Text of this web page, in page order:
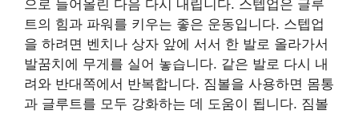
으로 들어올린 다음 다시 내립니다. 스텝업은 글루
트의 힘과 파워를 키우는 좋은 운동입니다. 스텝업
을 하려면 벤치나 상자 앞에 서서 한 발로 올라가서
발꿈치에 무게를 실어 놓습니다. 같은 발로 다시 내
려와 반대쪽에서 반복합니다. 짐볼을 사용하면 몸통
과 글루트를 모두 강화하는 데 도움이 됩니다. 짐볼